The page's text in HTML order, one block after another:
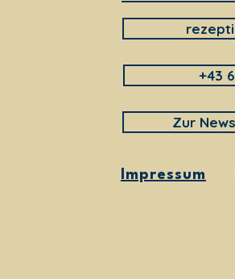
+43
Zur
Impressum